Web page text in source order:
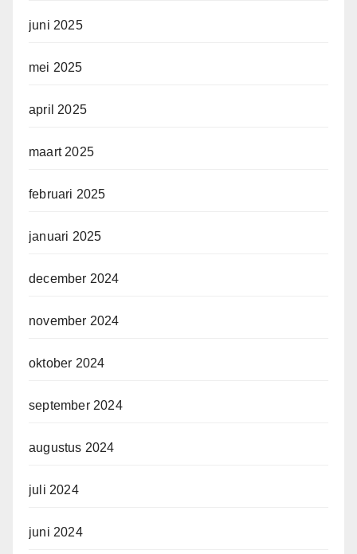
juni 2025
mei 2025
april 2025
maart 2025
februari 2025
januari 2025
december 2024
november 2024
oktober 2024
september 2024
augustus 2024
juli 2024
juni 2024